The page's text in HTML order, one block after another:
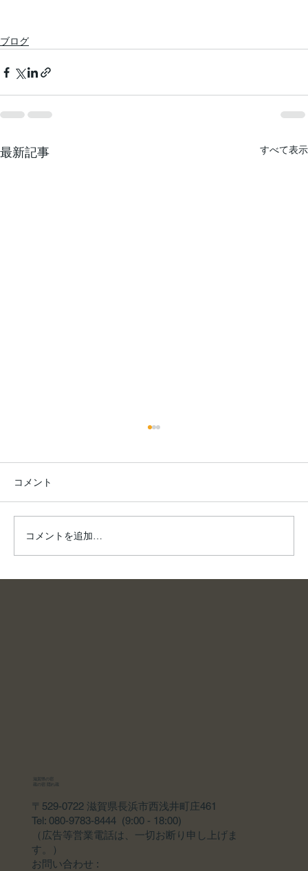
ブログ
最新記事 すべて表示
夏は、川へ。
コメント
コメントを追加…
滋賀県の宿
蔵の宿 隠れ蔵
〒529-0722 滋賀県長浜市西浅井町庄461
Tel: 080-9783-8444 (9:00 - 18:00)
（広告等営業電話は、一切お断り申し上げま
す。）
​お問い合わせ :